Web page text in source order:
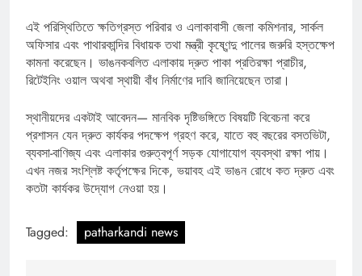
এই পরিস্থিতিতে ক্ষতিগ্রস্ত পরিবার ও এলাকাবাসী জেলা কমিশনার, সার্কল
অফিসার এবং পাথারকান্দির বিধায়ক তথা মন্ত্রী কৃষ্ণেন্দু পালের জরুরি হস্তক্ষেপ
কামনা করেছেন। ভাঙনকবলিত এলাকায় দ্রুত পাকা প্রতিরক্ষা প্রাচীর,
রিটেইনিং ওয়াল অথবা স্থায়ী বাঁধ নির্মাণের দাবি জানিয়েছেন তারা।
স্থানীয়দের একটাই আবেদন— মানবিক দৃষ্টিভঙ্গিতে বিষয়টি বিবেচনা করে
প্রশাসন যেন দ্রুত কার্যকর পদক্ষেপ গ্রহণ করে, যাতে বহু বছরের বসতভিটা,
ব্যবসা-বাণিজ্য এবং এলাকার গুরুত্বপূর্ণ সড়ক যোগাযোগ ব্যবস্থা রক্ষা পায়।
এখন নজর সংশ্লিষ্ট কর্তৃপক্ষের দিকে, ভয়াবহ এই ভাঙন রোধে কত দ্রুত এবং
কতটা কার্যকর উদ্যোগ নেওয়া হয়।
Tagged: patharkandi news